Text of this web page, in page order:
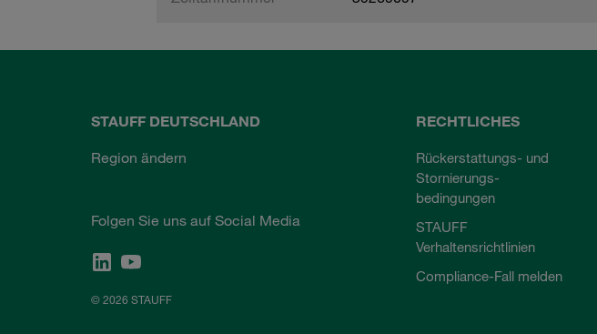
STAUFF DEUTSCHLAND
Region ändern
Folgen Sie uns auf Social Media
© 2026 STAUFF
RECHTLICHES
Rückerstattungs- und
Stornierungs-
bedingungen
STAUFF
Verhaltensrichtlinien
Compliance-Fall melden